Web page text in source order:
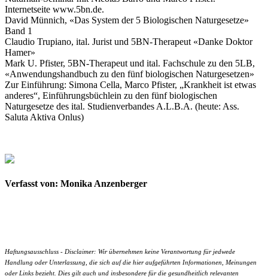
Internetseite www.5bn.de.
David Münnich, «Das System der 5 Biologischen Naturgesetze»
Band 1
Claudio Trupiano, ital. Jurist und 5BN-Therapeut «Danke Doktor
Hamer»
Mark U. Pfister, 5BN-Therapeut und ital. Fachschule zu den 5LB,
«Anwendungshandbuch zu den fünf biologischen Naturgesetzen»
Zur Einführung: Simona Cella, Marco Pfister, „Krankheit ist etwas
anderes“, Einführungsbüchlein zu den fünf biologischen
Naturgesetze des ital. Studienverbandes A.L.B.A. (heute: Ass.
Saluta Aktiva Onlus)
Verfasst von: Monika Anzenberger
Haftungsausschluss - Disclaimer: Wir übernehmen keine Verantwortung für jedwede
Handlung oder Unterlassung, die sich auf die hier aufgeführten Informationen, Meinungen
oder Links bezieht. Dies gilt auch und insbesondere für die gesundheitlich relevanten